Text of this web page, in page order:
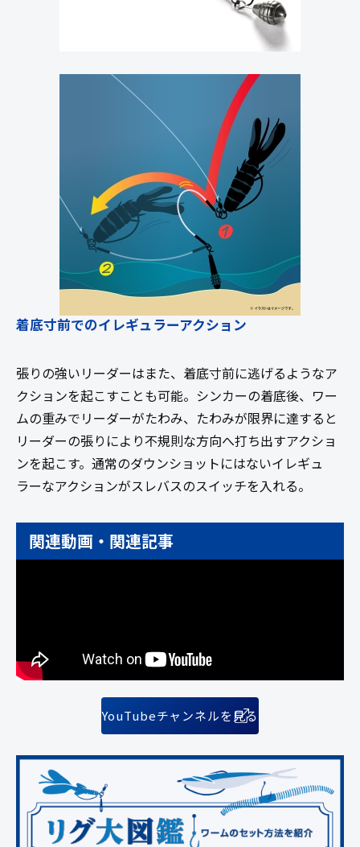
着底寸前でのイレギュラーアクション
張りの強いリーダーはまた、着底寸前に逃げるようなア
クションを起こすことも可能。シンカーの着底後、ワー
ムの重みでリーダーがたわみ、たわみが限界に達すると
リーダーの張りにより不規則な方向へ打ち出すアクショ
ンを起こす。通常のダウンショットにはないイレギュ
ラーなアクションがスレバスのスイッチを入れる。
関連動画・関連記事
YouTubeチャンネルを見る